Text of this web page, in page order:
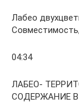
Лабео
04:34
ЛАБЕО-
СОДЕРЖАНИЕ